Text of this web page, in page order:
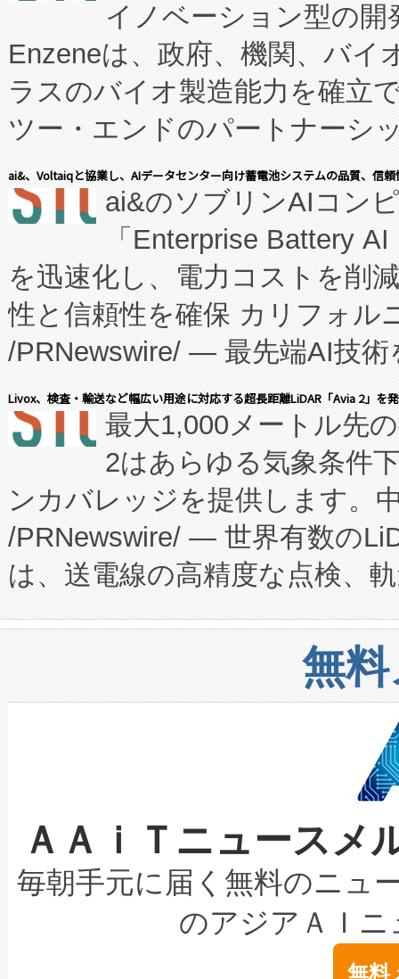
イノベーション型の
Enzeneは、政府、機関、バイ
ラスのバイオ製造能力を確立
ツー・エンドのパートナーシ
表しました。 同社の実績ある
manufacturing™ (FCCM™) プ
たNeXは、バイオ医薬品製造
従来のフェッドバッチ施設の
に、患者やサプライチェーン
キー方式で拡張性が高く、持
す。FCCM‑を活用した現地生
患者にとっての費用負担を大
のアクセスを大幅に拡大する
Fully-Connected Continuous
プログラムには、施設設計・
に関する技術移転および知的
構造化トレーニングカリキュ
上げおよび商用化段階におけ
設備整備および立ち上げ調整
加組織は、Enzeneのバイオ
選定された製品について、自
取得できる可能性もあります
設には、3億～4億ドルかか
最高経営責任者（CEO）であ
す。「当社のfully-connected
ームを利用すれば、6,000万
ai&、Voltaiqと協業し、AIデータセンター向け蓄電池システムの品質、信
ai&のソブリンAIコン
「Enterprise Battery
を迅速化し、電力コストを削
性と信頼性を確保 カリフォル
/PRNewswire/ — 最先端AI技術
会社エーアイ・アンド：本社
President原信平）と、エンタ
ードするVoltaiqは、日本にあ
ーエネルギー貯蔵システム（
た。 Voltaiq独自のAI搭載プラ
定、統合、導入、運用に至る
安全性を追跡し、確保する事
増加しているデータセンター
る電力網に大きな負担をかけ
事業者の負担軽減という課題
系統連系を迅速にし、ピーク
限を超えて利用可能な電力容
持できるよう貢献します。こ
ービスレベル契約（SLA）違
テリー性能の劣化によるダウ
念は、現在データセンターが
Livox、検査・輸送など幅広い用途に対応する超長距離LiDAR「Avia 2」を
最大1,000メートル先
2はあらゆる気象条件
ンカバレッジを提供します。
/PRNewswire/ — 世界有数の
は、送電線の高精度な点検、
や穀物倉庫におけるバルク材
リューション「Avia 2」を発
したAvia 2は、1,000メート
狭視野のFOVを切り替えるこ
ケーブル、枝などの細かな対
なレーザースポットにより、
な環境下でも豊かなディテー
キロメートル範囲を検出
LiDAR for Inspections,
は1535 nmレーザーを搭載。
無
ＡＡｉＴニュース
毎朝手元に届く無料のニュ
のアジアＡＩ
無料